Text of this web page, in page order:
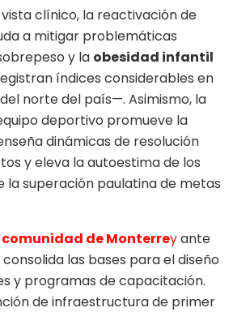
clínico, la reactivación de
a mitigar problemáticas
y la obesidad infantil
índices considerables en
norte del país—. Asimismo, la
deportivo promueve la
dinámicas de resolución
y eleva la autoestima de los
la superación paulatina de metas
comunidad de Monterreyante
las bases para el diseño
y programas de capacitación.
de infraestructura de primer